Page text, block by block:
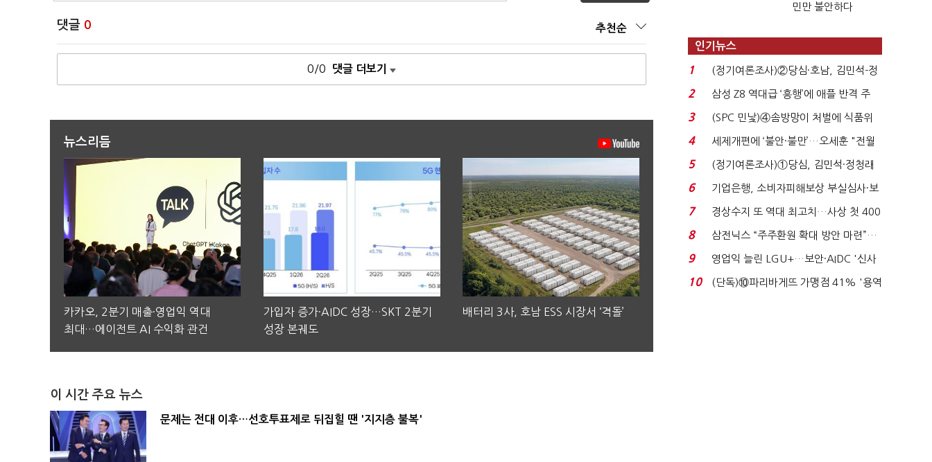
댓글 0 추천순
0/0 댓글 더보기
뉴스리듬
카카오, 2분기 매출·영업익 역대
최대…에이전트 AI 수익화 관건
가입자 증가·AIDC 성장…SKT 2분기
성장 본궤도
배터리 3사, 호남 ESS 시장서 ‘격돌’
이 시간 주요 뉴스
문제는 전대 이후…선호투표제로 뒤집힐 땐 '지지층 불복'
민만 불안하다
인기뉴스
1
(정기여론조사)②당심·호남, 김민석-정
청래 '초접전'...
2
삼성 Z8 역대급 ‘흥행’에 애플 반격 주
목…9월 ‘폴...
3
(SPC 민낯)④솜방망이 처벌에 식품위
생법 위반 반복...
4
세제개편에 ‘불안·불만’…오세훈 "전월
세 구하기 더 ...
5
(정기여론조사)①당심, 김민석·정청래
'초접전'…대통령 ...
6
기업은행, 소비자피해보상 부실심사·보
이스피싱 공시 ...
7
경상수지 또 역대 최고치…사상 첫 400
억달러에 '3% 성...
8
삼전닉스 “주주환원 확대 방안 마련”…
로이터에 성명...
9
영업익 늘린 LGU+…보안·AIDC '신사
업 드라이브'...
10
(단독)⑩파리바게뜨 가맹점 41% '용역